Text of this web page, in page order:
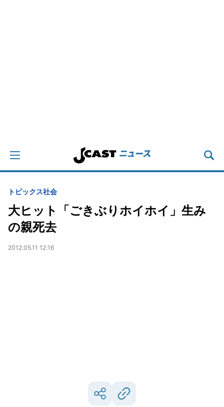
トピックス社会
大ヒット「ごきぶりホイホイ」生み
の親死去
2012.05.11 12:16